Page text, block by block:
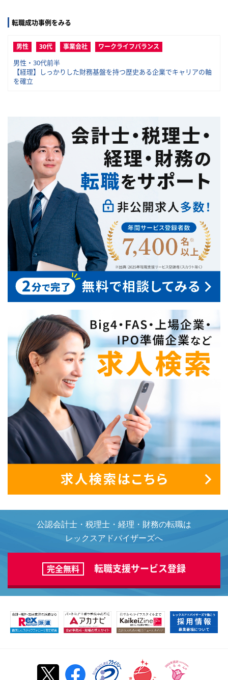
転職成功事例をみる
男性 30代 事業会社 ワークライフバランス
男性・30代前半
【経理】しっかりした財務基盤を持つ歴史ある企業でキャリアの軸
を確立
公認会計士・税理士・経理・財務の転職は
レックスアドバイザーズへ
完全無料 転職支援サービス登録